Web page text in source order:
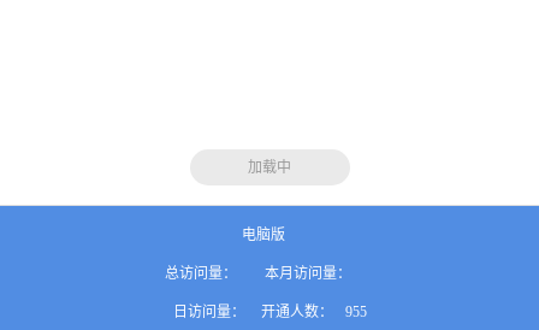
加载中
电脑版
总访问量： 本月访问量：
日访问量： 开通人数： 955